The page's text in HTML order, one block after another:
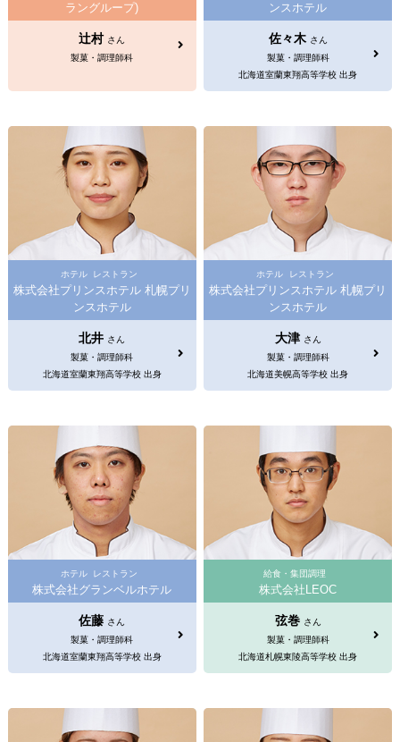
ラングループ)
辻村 さん
製菓・調理師科
ンスホテル
佐々木 さん
製菓・調理師科
北海道室蘭東翔高等学校 出身
ホテル レストラン
株式会社プリンスホテル 札幌プリ
ンスホテル
北井 さん
製菓・調理師科
北海道室蘭東翔高等学校 出身
ホテル レストラン
株式会社プリンスホテル 札幌プリ
ンスホテル
大津 さん
製菓・調理師科
北海道美幌高等学校 出身
ホテル レストラン
株式会社グランベルホテル
佐藤 さん
製菓・調理師科
北海道室蘭東翔高等学校 出身
給食・集団調理
株式会社LEOC
弦巻 さん
製菓・調理師科
北海道札幌東陵高等学校 出身